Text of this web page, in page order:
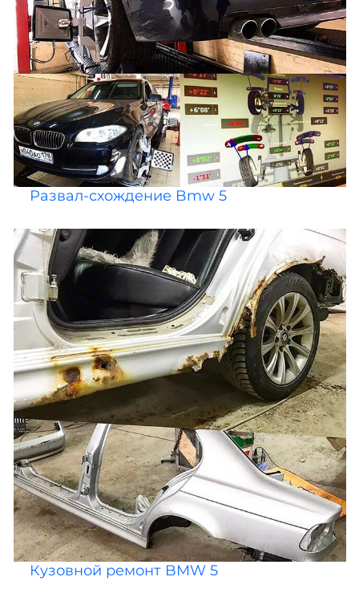
Развал-схождение Bmw 5
Кузовной ремонт BMW 5